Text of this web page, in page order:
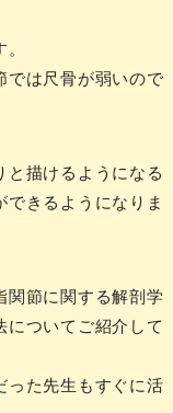
では尺骨が弱いので
と描けるようになる
きるようになりま
関節に関する解剖学
についてご紹介して
った先生もすぐに活